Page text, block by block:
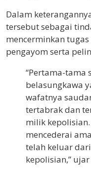
Dalam
tersebut sebagai
mencerminkan
pengayom serta
“Pertama-tama
belasungkawa
wafatnya
tertabrak dan
milik
mencederai
telah keluar
kepolisian,”